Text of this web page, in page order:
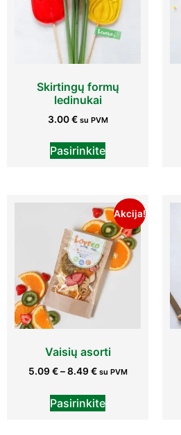
Skirtingų formų
ledinukai
3.00€ su PVM
Pasirinkite
Akcija!
Vaisių asorti
5.09€ – 8.49€ su PVM
Pasirinkite